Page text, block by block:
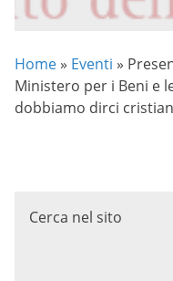
Home » Eventi »
Ministero per i Beni e
dobbiamo dirci
Cerca nel sito